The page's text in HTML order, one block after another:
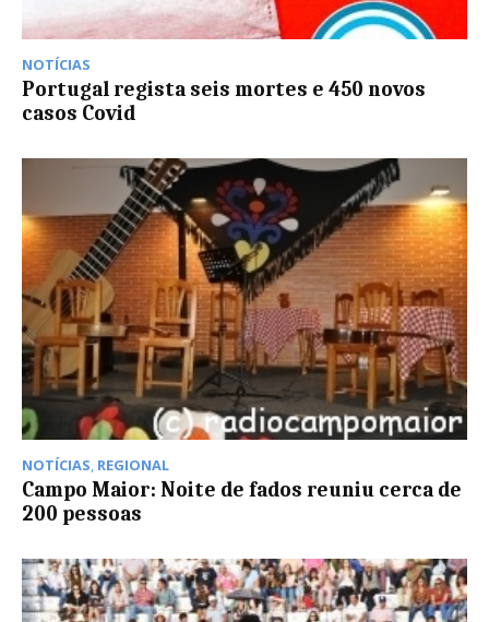
NOTÍCIAS
Portugal regista seis mortes e 450 novos
casos Covid
NOTÍCIAS REGIONAL
Campo Maior: Noite de fados reuniu cerca de
200 pessoas